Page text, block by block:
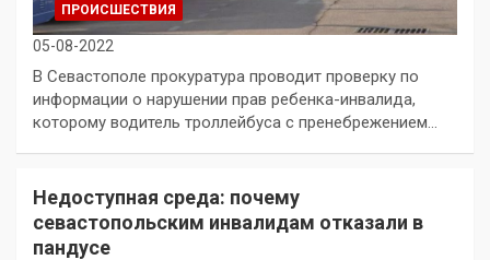
ПРОИСШЕСТВИЯ
05-08-2022
В Севастополе прокуратура проводит проверку по
информации о нарушении прав ребенка-инвалида,
которому водитель троллейбуса с пренебрежением…
Недоступная среда: почему
севастопольским инвалидам отказали в
пандусе